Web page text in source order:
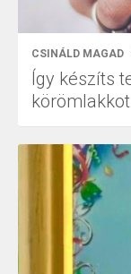
CSINÁLD MAGAD
Így készíts
körömlakkot